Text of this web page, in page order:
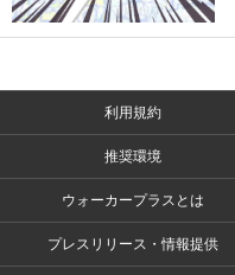
利用規約
推奨環境
ウォーカープラスとは
プレスリリース・情報提供